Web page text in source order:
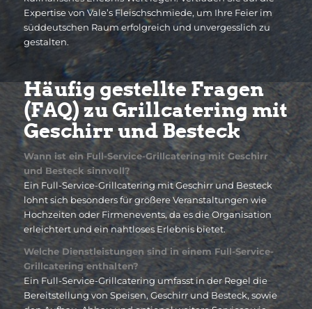
Expertise von Vale’s Fleischschmiede, um Ihre Feier im
süddeutschen Raum erfolgreich und unvergesslich zu
gestalten.
Häufig gestellte Fragen
(FAQ) zu Grillcatering mit
Geschirr und Besteck
Wann ist ein Full-Service-Grillcatering mit Geschirr
und Besteck sinnvoll?
Ein Full-Service-Grillcatering mit Geschirr und Besteck
lohnt sich besonders für größere Veranstaltungen wie
Hochzeiten oder Firmenevents, da es die Organisation
erleichtert und ein nahtloses Erlebnis bietet.
Welche Dienstleistungen sind in einem Full-Service-
Grillcatering enthalten?
Ein Full-Service-Grillcatering umfasst in der Regel die
Bereitstellung von Speisen, Geschirr und Besteck, sowie